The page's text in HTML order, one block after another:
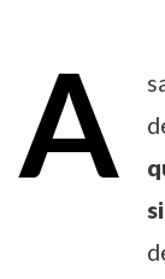
A